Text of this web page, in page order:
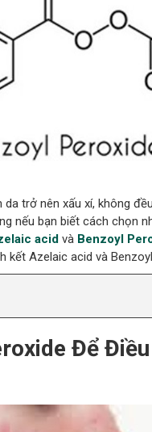
trở nên xấu xí, không
nếu bạn biết cách chọn
acidvà Benzoyl
kết Azelaic acid và
Để